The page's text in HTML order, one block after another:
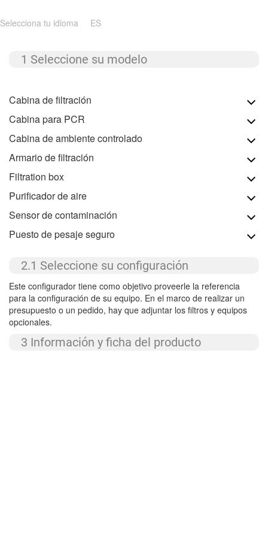
Selecciona tu idioma ES
1 Seleccione su modelo
Cabina de filtración
Cabina para PCR
Cabina de ambiente controlado
Armario de filtración
Filtration box
Purificador de aire
Sensor de contaminación
Puesto de pesaje seguro
2.1 Seleccione su configuración
Este configurador tiene como objetivo proveerle la referencia
para la configuración de su equipo. En el marco de realizar un
presupuesto o un pedido, hay que adjuntar los filtros y equipos
opcionales.
3 Información y ficha del producto